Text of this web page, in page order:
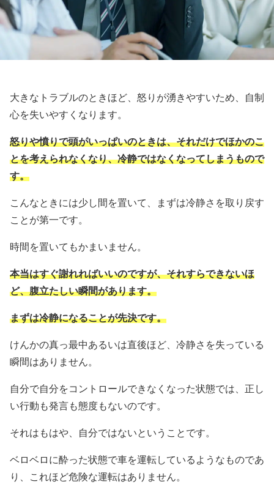
大きなトラブルのときほど、怒りが湧きやすいため、自制
心を失いやすくなります。
怒りや憤りで頭がいっぱいのときは、それだけでほかのこ
とを考えられなくなり、冷静ではなくなってしまうもので
す。
こんなときには少し間を置いて、まずは冷静さを取り戻す
ことが第一です。
時間を置いてもかまいません。
本当はすぐ謝れればいいのですが、それすらできないほ
ど、腹立たしい瞬間があります。
まずは冷静になることが先決です。
けんかの真っ最中あるいは直後ほど、冷静さを失っている
瞬間はありません。
自分で自分をコントロールできなくなった状態では、正し
い行動も発言も態度もないのです。
それはもはや、自分ではないということです。
ベロベロに酔った状態で車を運転しているようなものであ
り、これほど危険な運転はありません。